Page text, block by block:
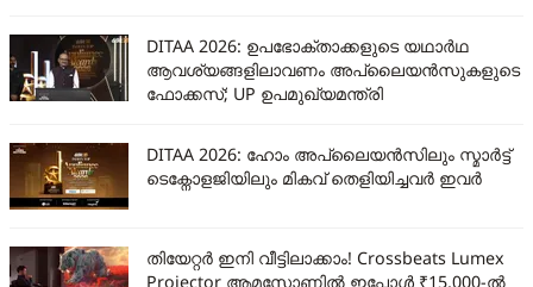
DITAA 2026: ഉപഭോക്താക്കളുടെ യഥാർഥ
ആവശ്യങ്ങളിലാവണം അപ്ലൈയൻസുകളുടെ
ഫോക്കസ്; UP ഉപമുഖ്യമന്ത്രി
DITAA 2026: ഹോം അപ്ലൈയൻസിലും സ്മാർട്ട്
ടെക്നോളജിയിലും മികവ് തെളിയിച്ചവർ ഇവർ
തിയേറ്റർ ഇനി വീട്ടിലാക്കാം! Crossbeats Lumex
Projector ആമസോണിൽ ഇപ്പോൾ ₹15,000-ൽ